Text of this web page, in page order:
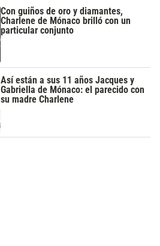
Con guiños de oro y diamantes,
Charlene de Mónaco brilló con un
particular conjunto
Así están a sus 11 años Jacques y
Gabriella de Mónaco: el parecido con
su madre Charlene